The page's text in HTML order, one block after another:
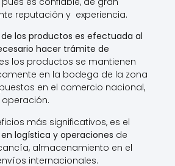
reputación y experiencia.
los productos es efectuada al
hacer trámite de
los productos se mantienen
en la bodega de la zona
en el comercio nacional,
más significativos, es el
logística y operaciones de
almacenamiento en el
internacionales.